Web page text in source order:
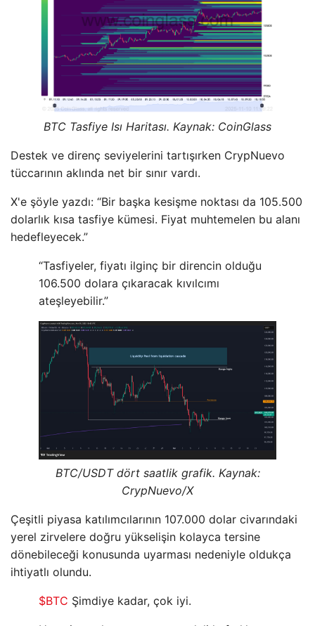
BTC Tasfiye Isı Haritası. Kaynak: CoinGlass
Destek ve direnç seviyelerini tartışırken CrypNuevo
tüccarının aklında net bir sınır vardı.
X'e şöyle yazdı: “Bir başka kesişme noktası da 105.500
dolarlık kısa tasfiye kümesi. Fiyat muhtemelen bu alanı
hedefleyecek.”
“Tasfiyeler, fiyatı ilginç bir direncin olduğu
106.500 dolara çıkaracak kıvılcımı
ateşleyebilir.”
BTC/USDT dört saatlik grafik. Kaynak:
CrypNuevo/X
Çeşitli piyasa katılımcılarının 107.000 dolar civarındaki
yerel zirvelere doğru yükselişin kolayca tersine
dönebileceği konusunda uyarması nedeniyle oldukça
ihtiyatlı olundu.
$BTC Şimdiye kadar, çok iyi.